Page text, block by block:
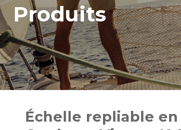
Produits
Échelle repliable en